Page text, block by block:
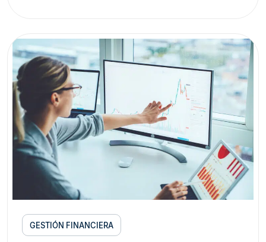
GESTIÓN FINANCIERA